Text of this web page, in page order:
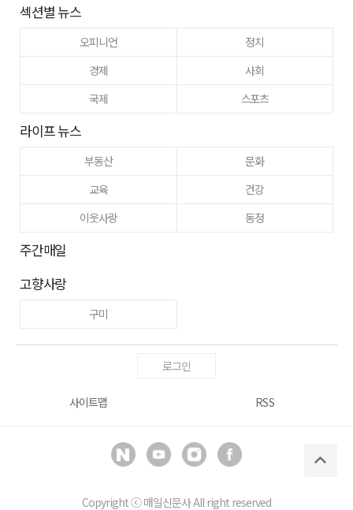
섹션별 뉴스
오피니언
정치
경제
사회
국제
스포츠
라이프 뉴스
부동산
문화
교육
건강
이웃사랑
동정
주간매일
고향사랑
구미
로그인
사이트맵 RSS
Copyright ⓒ매일신문사All right reserved